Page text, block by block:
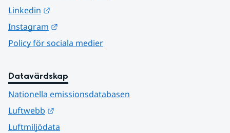
Linkedin
Instagram
Policy för sociala medier
Datavärdskap
Nationella emissionsdatabasen
Luftwebb
Luftmiljödata